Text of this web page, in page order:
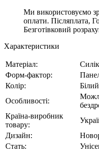
Ми використовуємо
оплати. Післяплата,
Безготівковий
Характеристики
Матеріал:
Форм-фактор:
Колір:
Білий
Особливості:
Країна-виробник
товару:
Дизайн:
Стать: